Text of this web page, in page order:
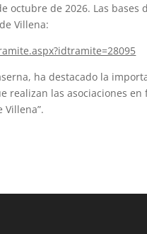
octubre de 2026. Las bases
Villena:
ha destacado la
realizan las asociaciones